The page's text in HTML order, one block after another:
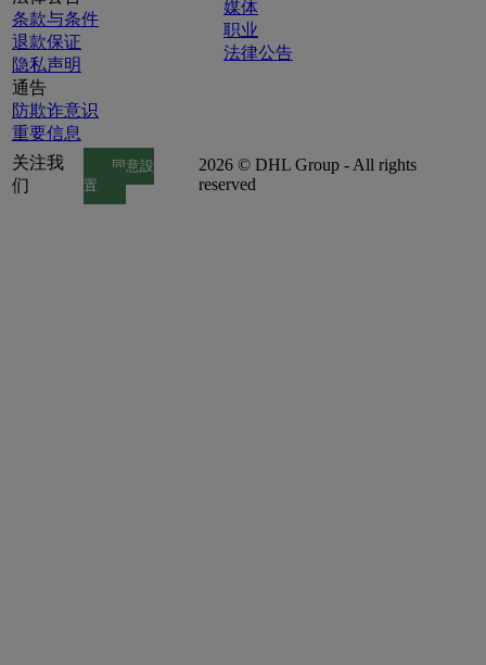
条款与条件
退款保证
隐私声明
通告
防欺诈意识
重要信息
媒体
职业
法律公告
关注我
们
同意設
置
2026 © DHL Group - All rights
reserved